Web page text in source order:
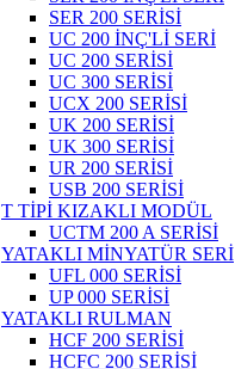
SER 200 SERİSİ
UC 200 İNÇ'Lİ SERİ
UC 200 SERİSİ
UC 300 SERİSİ
UCX 200 SERİSİ
UK 200 SERİSİ
UK 300 SERİSİ
UR 200 SERİSİ
USB 200 SERİSİ
T TİPİ KIZAKLI MODÜL
UCTM 200 A SERİSİ
YATAKLI MİNYATÜR SERİ
UFL 000 SERİSİ
UP 000 SERİSİ
YATAKLI RULMAN
HCF 200 SERİSİ
HCFC 200 SERİSİ